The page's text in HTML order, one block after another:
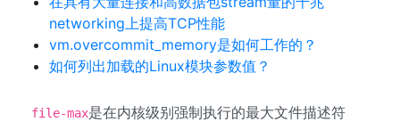
networking上提高TCP性能
vm.overcommit_memory是如何工作的？
如何列出加载的Linux模块参数值？
file-max是在内核级别强制执行的最大文件描述符